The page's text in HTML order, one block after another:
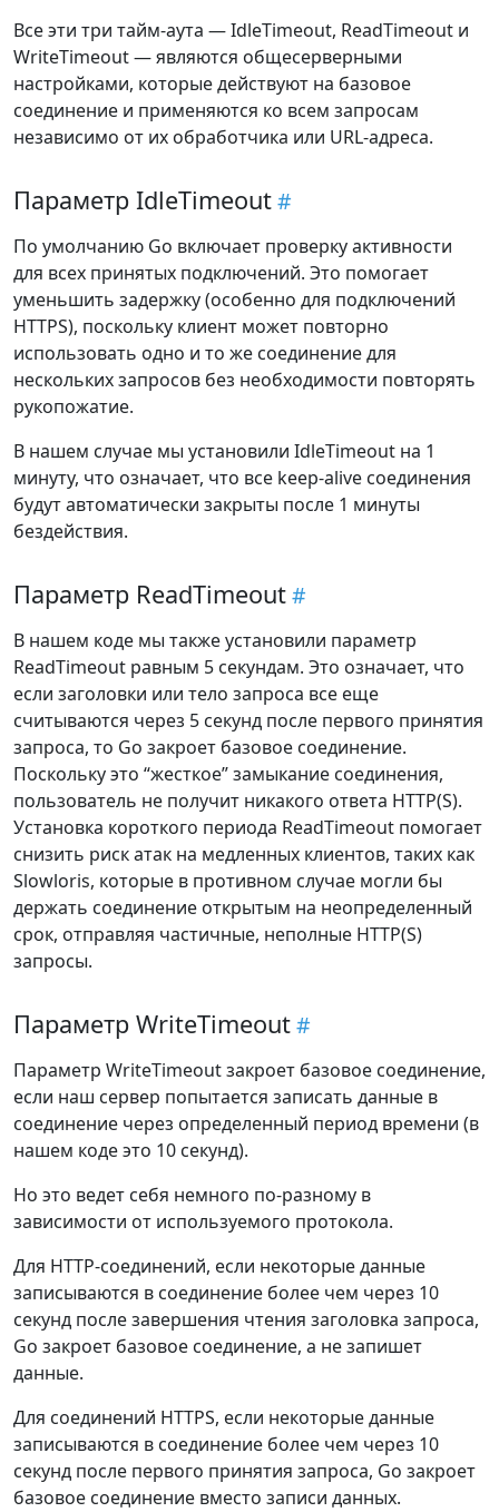
Все эти три тайм-аута — IdleTimeout, ReadTimeout и
WriteTimeout — являются общесерверными
настройками, которые действуют на базовое
соединение и применяются ко всем запросам
независимо от их обработчика или URL-адреса.
Параметр IdleTimeout
По умолчанию Go включает проверку активности
для всех принятых подключений. Это помогает
уменьшить задержку (особенно для подключений
HTTPS), поскольку клиент может повторно
использовать одно и то же соединение для
нескольких запросов без необходимости повторять
рукопожатие.
В нашем случае мы установили IdleTimeout на 1
минуту, что означает, что все keep-alive соединения
будут автоматически закрыты после 1 минуты
бездействия.
Параметр ReadTimeout
В нашем коде мы также установили параметр
ReadTimeout равным 5 секундам. Это означает, что
если заголовки или тело запроса все еще
считываются через 5 секунд после первого принятия
запроса, то Go закроет базовое соединение.
Поскольку это “жесткое” замыкание соединения,
пользователь не получит никакого ответа HTTP(S).
Установка короткого периода ReadTimeout помогает
снизить риск атак на медленных клиентов, таких как
Slowloris, которые в противном случае могли бы
держать соединение открытым на неопределенный
срок, отправляя частичные, неполные HTTP(S)
запросы.
Параметр WriteTimeout
Параметр WriteTimeout закроет базовое соединение,
если наш сервер попытается записать данные в
соединение через определенный период времени (в
нашем коде это 10 секунд).
Но это ведет себя немного по-разному в
зависимости от используемого протокола.
Для HTTP-соединений, если некоторые данные
записываются в соединение более чем через 10
секунд после завершения чтения заголовка запроса,
Go закроет базовое соединение, а не запишет
данные.
Для соединений HTTPS, если некоторые данные
записываются в соединение более чем через 10
секунд после первого принятия запроса, Go закроет
базовое соединение вместо записи данных.